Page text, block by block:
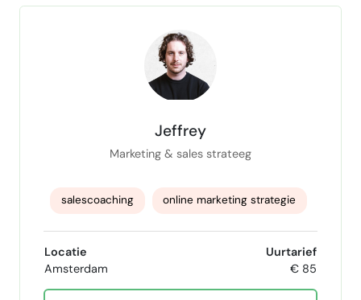
Jeffrey
Marketing & sales strateeg
salescoaching online marketing strategie
Locatie
Amsterdam
Uurtarief
€ 85